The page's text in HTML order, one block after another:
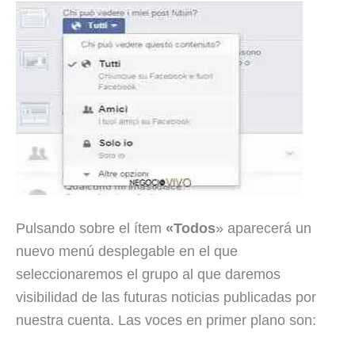
Pulsando sobre el ítem «Todos» aparecerá un
nuevo menú desplegable en el que
seleccionaremos el grupo al que daremos
visibilidad de las futuras noticias publicadas por
nuestra cuenta. Las voces en primer plano son: